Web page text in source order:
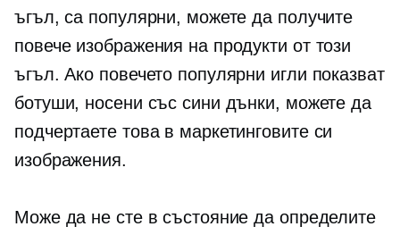
ъгъл, са популярни, можете да получите
повече изображения на продукти от този
ъгъл. Ако повечето популярни игли показват
ботуши, носени със сини дънки, можете да
подчертаете това в маркетинговите си
изображения.
Може да не сте в състояние да определите